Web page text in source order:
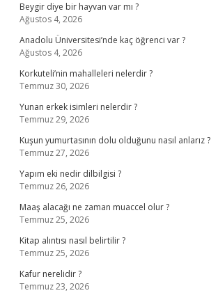
Beygir diye bir hayvan var mı ?
Ağustos 4, 2026
Anadolu Üniversitesi’nde kaç öğrenci var ?
Ağustos 4, 2026
Korkuteli’nin mahalleleri nelerdir ?
Temmuz 30, 2026
Yunan erkek isimleri nelerdir ?
Temmuz 29, 2026
Kuşun yumurtasının dolu olduğunu nasıl anlarız ?
Temmuz 27, 2026
Yapım eki nedir dilbilgisi ?
Temmuz 26, 2026
Maaş alacağı ne zaman muaccel olur ?
Temmuz 25, 2026
Kitap alıntısı nasıl belirtilir ?
Temmuz 25, 2026
Kafur nerelidir ?
Temmuz 23, 2026